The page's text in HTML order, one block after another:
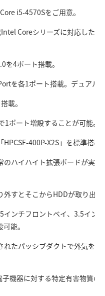
i5-4570Sをご用意。
Coreシリーズに対応した
4ポート搭載。
を各1ポート搭載。デュアル
載。
ポート増設することが可能。
400P-X2S」を標準搭載
ハイハイト拡張ボードが実装
すとそこからHDDが取り出
ンチフロントベイ、3.5イン
能。
たパッシブダクトで外気を取
機器に対する特定有害物質の